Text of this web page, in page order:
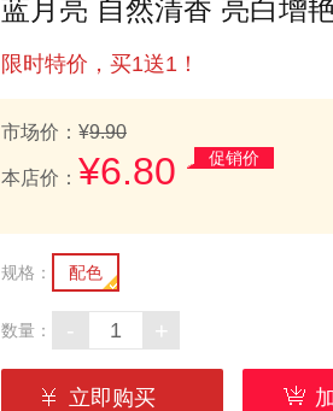
蓝月亮 自然清香 亮白增
限时特价，买1送1！
市场价：¥9.90
本店价： ¥6.80 促销价
规格： 配色
数量： - +
立即购买